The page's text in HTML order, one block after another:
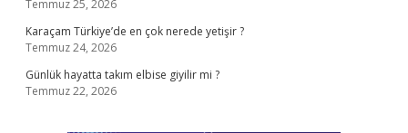
Temmuz 25, 2026
Karaçam Türkiye’de en çok nerede yetişir ?
Temmuz 24, 2026
Günlük hayatta takım elbise giyilir mi ?
Temmuz 22, 2026